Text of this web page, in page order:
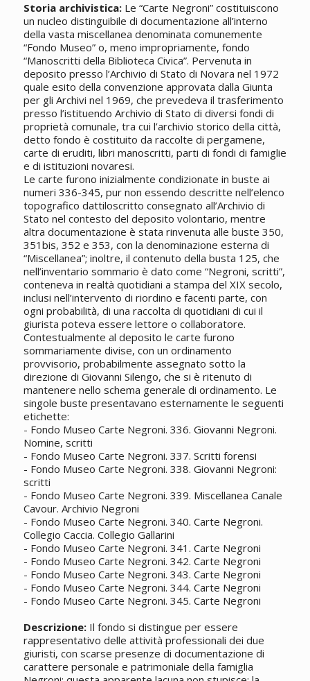
Storia archivistica:Le “Carte Negroni” costituiscono
un nucleo distinguibile di documentazione all’interno
della vasta miscellanea denominata comunemente
“Fondo Museo” o, meno impropriamente, fondo
“Manoscritti della Biblioteca Civica”. Pervenuta in
deposito presso l’Archivio di Stato di Novara nel 1972
quale esito della convenzione approvata dalla Giunta
per gli Archivi nel 1969, che prevedeva il trasferimento
presso l’istituendo Archivio di Stato di diversi fondi di
proprietà comunale, tra cui l’archivio storico della città,
detto fondo è costituito da raccolte di pergamene,
carte di eruditi, libri manoscritti, parti di fondi di famiglie
e di istituzioni novaresi.
Le carte furono inizialmente condizionate in buste ai
numeri 336-345, pur non essendo descritte nell’elenco
topografico dattiloscritto consegnato all’Archivio di
Stato nel contesto del deposito volontario, mentre
altra documentazione è stata rinvenuta alle buste 350,
351bis, 352 e 353, con la denominazione esterna di
“Miscellanea”; inoltre, il contenuto della busta 125, che
nell’inventario sommario è dato come “Negroni, scritti”,
conteneva in realtà quotidiani a stampa del XIX secolo,
inclusi nell’intervento di riordino e facenti parte, con
ogni probabilità, di una raccolta di quotidiani di cui il
giurista poteva essere lettore o collaboratore.
Contestualmente al deposito le carte furono
sommariamente divise, con un ordinamento
provvisorio, probabilmente assegnato sotto la
direzione di Giovanni Silengo, che si è ritenuto di
mantenere nello schema generale di ordinamento. Le
singole buste presentavano esternamente le seguenti
etichette:
- Fondo Museo Carte Negroni. 336. Giovanni Negroni.
Nomine, scritti
- Fondo Museo Carte Negroni. 337. Scritti forensi
- Fondo Museo Carte Negroni. 338. Giovanni Negroni:
scritti
- Fondo Museo Carte Negroni. 339. Miscellanea Canale
Cavour. Archivio Negroni
- Fondo Museo Carte Negroni. 340. Carte Negroni.
Collegio Caccia. Collegio Gallarini
- Fondo Museo Carte Negroni. 341. Carte Negroni
- Fondo Museo Carte Negroni. 342. Carte Negroni
- Fondo Museo Carte Negroni. 343. Carte Negroni
- Fondo Museo Carte Negroni. 344. Carte Negroni
- Fondo Museo Carte Negroni. 345. Carte Negroni
Descrizione:Il fondo si distingue per essere
rappresentativo delle attività professionali dei due
giuristi, con scarse presenze di documentazione di
carattere personale e patrimoniale della famiglia